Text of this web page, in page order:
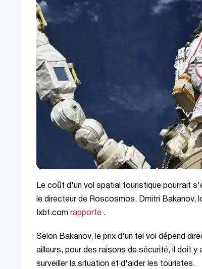
Le coût d'un vol spatial touristique pourrait
le directeur de Roscosmos, Dmitri Bakanov,
Ixbt.com rapporte .
Selon Bakanov, le prix d'un tel vol dépend
ailleurs, pour des raisons de sécurité, il doit
surveiller la situation et d'aider les touristes.